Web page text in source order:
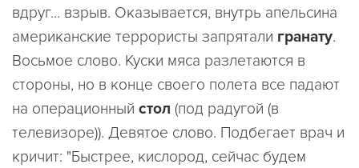
вдруг... взрыв. Оказывается, внутрь апельсина
американские террористы запрятали гранату.
Восьмое слово. Куски мяса разлетаются в
стороны, но в конце своего полета все падают
на операционный стол (под радугой (в
телевизоре)). Девятое слово. Подбегает врач и
кричит: "Быстрее, кислород, сейчас будем